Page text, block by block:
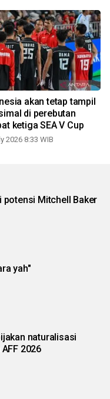
akan tetap tampil
di perebutan
ketiga SEA V Cup
2026 8:33 WIB
Mitchell Baker
yah"
naturalisasi
2026